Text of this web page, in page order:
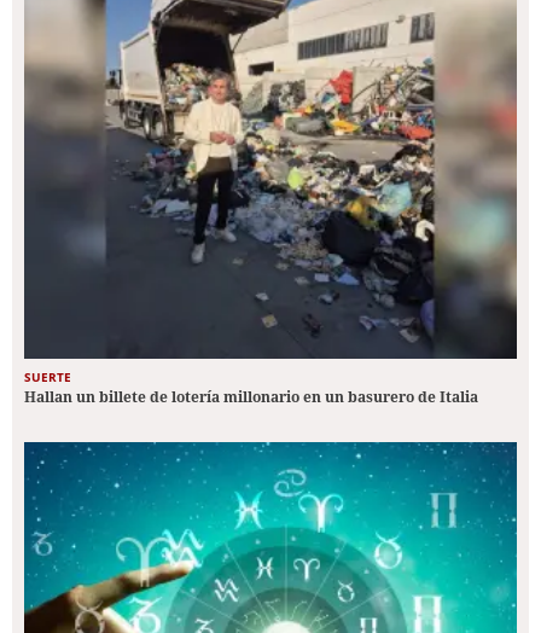
SUERTE
Hallan un billete de lotería millonario en un basurero de Italia